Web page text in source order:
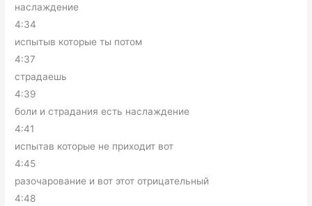
наслаждение
4:34
испытыв которые ты потом
4:37
страдаешь
4:39
боли и страдания есть наслаждение
4:41
испытав которые не приходит вот
4:45
разочарование и вот этот отрицательный
4:48